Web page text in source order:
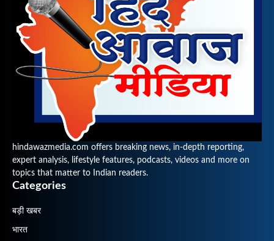
hindawazmedia.com offers breaking news, in-depth reporting,
expert analysis, lifestyle features, podcasts, videos and more on
topics that matter to Indian readers.
Categories
बड़ी खबर
भारत